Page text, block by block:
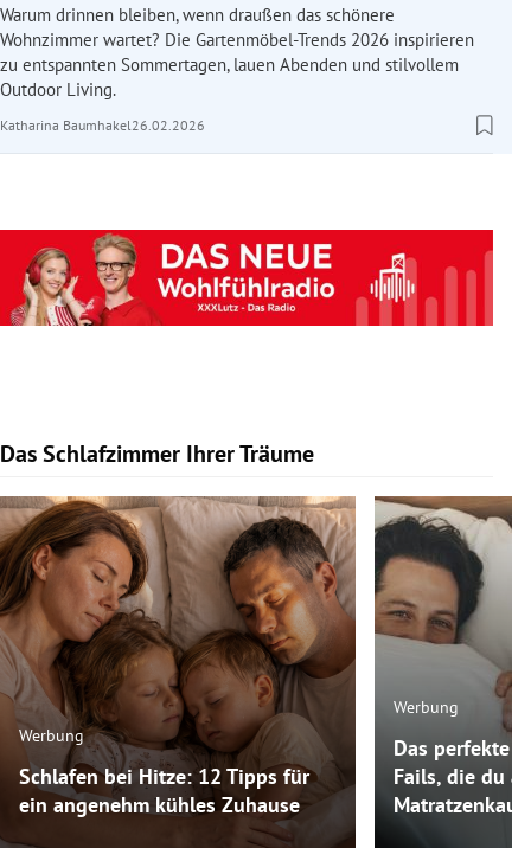
Warum drinnen bleiben, wenn draußen das schönere
Wohnzimmer wartet? Die Gartenmöbel-Trends 2026 inspirieren
zu entspannten Sommertagen, lauen Abenden und stilvollem
Outdoor Living.
Katharina Baumhakel26.02.2026
Das Schlafzimmer Ihrer Träume
Slide 1 von 10
Werbung
Schlafen bei Hitze: 12 Tipps für
ein angenehm kühles Zuhause
Werbung
Das perfekte
Fails, die du
Matratzenkauf